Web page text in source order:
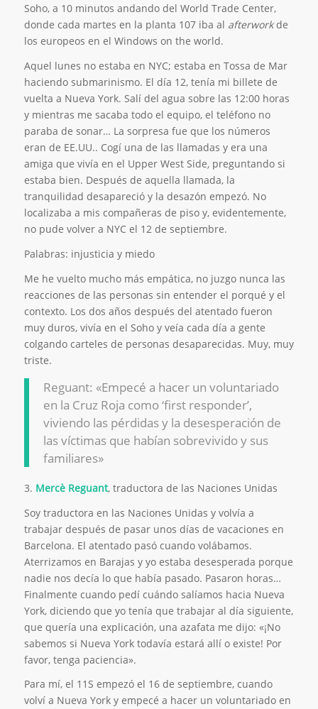
Soho, a 10 minutos andando del World Trade Center,
donde cada martes en la planta 107 iba al afterworkde
los europeos en el Windows on the world.
Aquel lunes no estaba en NYC; estaba en Tossa de Mar
haciendo submarinismo. El día 12, tenía mi billete de
vuelta a Nueva York. Salí del agua sobre las 12:00 horas
y mientras me sacaba todo el equipo, el teléfono no
paraba de sonar… La sorpresa fue que los números
eran de EE.UU.. Cogí una de las llamadas y era una
amiga que vivía en el Upper West Side,preguntando si
estaba bien. Después de aquella llamada, la
tranquilidad desapareció y la desazón empezó. No
localizaba a mis compañeras de piso y, evidentemente,
no pude volver a NYC el 12 de septiembre.
Palabras: injusticia y miedo
Me he vuelto mucho más empática, no juzgo nunca las
reacciones de las personas sin entender el porqué y el
contexto. Los dos años después del atentado fueron
muy duros, vivía en el Soho y veía cada día a gente
colgando carteles de personas desaparecidas. Muy, muy
triste.
Reguant: «Empecé a hacer un voluntariado
en la Cruz Roja como ‘first responder’,
viviendo las pérdidas y la desesperación de
las víctimas que habían sobrevivido y sus
familiares»
3. Mercè Reguant, traductora de las Naciones Unidas
Soy traductora en las Naciones Unidas y volvía a
trabajar después de pasar unos días de vacaciones en
Barcelona. El atentado pasó cuando volábamos.
Aterrizamos en Barajas y yo estaba desesperada porque
nadie nos decía lo que había pasado. Pasaron horas…
Finalmente cuando pedí cuándo salíamos hacia Nueva
York, diciendo que yo tenía que trabajar al día siguiente,
que quería una explicación, una azafata me dijo: «¡No
sabemos si Nueva York todavía estará allí o existe! Por
favor, tenga paciencia».
Para mí, el 11S empezó el 16 de septiembre, cuando
volví a Nueva York y empecé a hacer un voluntariado en